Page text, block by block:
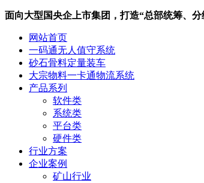
面向大型国央企上市集团，打造“总部统筹、
网站首页
一码通无人值守系统
砂石骨料定量装车
大宗物料一卡通物流系统
产品系列
软件类
系统类
平台类
硬件类
行业方案
企业案例
矿山行业